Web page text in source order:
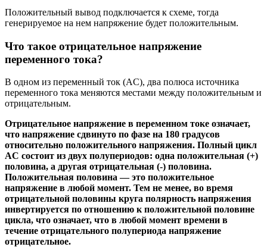
Положительный вывод подключается к схеме, тогда
генерируемое на нем напряжение будет положительным.
Что такое отрицательное напряжение
переменного тока?
В одном из переменный ток (AC), два полюса источника
переменного тока меняются местами между положительным и
отрицательным.
Отрицательное напряжение в переменном токе означает,
что напряжение сдвинуто по фазе на 180 градусов
относительно положительного напряжения. Полный цикл
AC состоит из двух полупериодов: одна положительная (+)
половина, а другая отрицательная (-) половина.
Положительная половина — это положительное
напряжение в любой момент. Тем не менее, во время
отрицательной половины круга полярность напряжения
инвертируется по отношению к положительной половине
цикла, что означает, что в любой момент времени в
течение отрицательного полупериода напряжение
отрицательное.